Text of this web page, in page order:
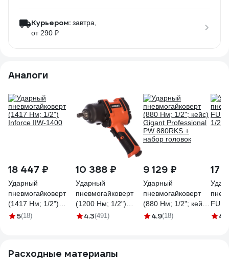
Курьером: завтра,
от 290 ₽
Аналоги
18 447 ₽
Ударный
пневмогайковерт
(1417 Нм; 1/2")
Inforce IIW-1400
5(18)
10 388 ₽
Ударный
пневмогайковерт
(1200 Нм; 1/2")
Gigant PW 1280
4.3(491)
9 129 ₽
Ударный
пневмогайковерт
(880 Нм; 1/2"; кейс)
Gigant Professional
4.9(18)
17
1/2"
4.1
Расходные материалы